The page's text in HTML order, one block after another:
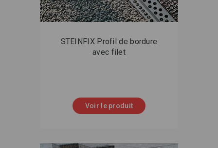
STEINFIX Profil de bordure
avec filet
Voir le produit